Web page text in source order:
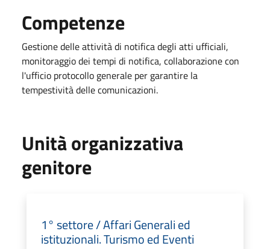
Competenze
Gestione delle attività di notifica degli atti ufficiali,
monitoraggio dei tempi di notifica, collaborazione con
l'ufficio protocollo generale per garantire la
tempestività delle comunicazioni.
Unità organizzativa
genitore
1° settore / Affari Generali ed
istituzionali. Turismo ed Eventi